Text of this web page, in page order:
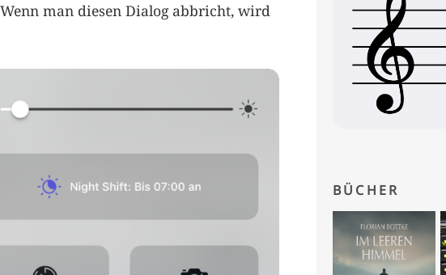
man diesen Dialog abbricht, wird
BÜCHER